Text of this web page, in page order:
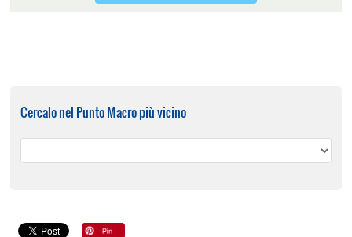
Cercalo nel Punto Macro più vicino